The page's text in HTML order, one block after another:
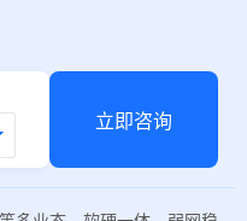
立即咨询